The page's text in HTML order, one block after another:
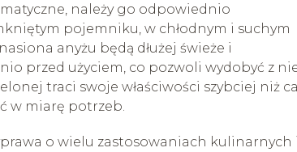
należy go odpowiednio
pojemniku, w chłodnym i suchym
anyżu będą dłużej świeże i
przed użyciem, co pozwoli wydobyć z
traci swoje właściwości szybciej niż
w miarę potrzeb.
o wielu zastosowaniach kulinarnych i